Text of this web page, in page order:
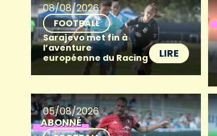
08/08/2026
FOOTBALL
Sarajevo met fin à
l’aventure
européenne du Racing
LIRE
05/08/2026
ABONNÉ